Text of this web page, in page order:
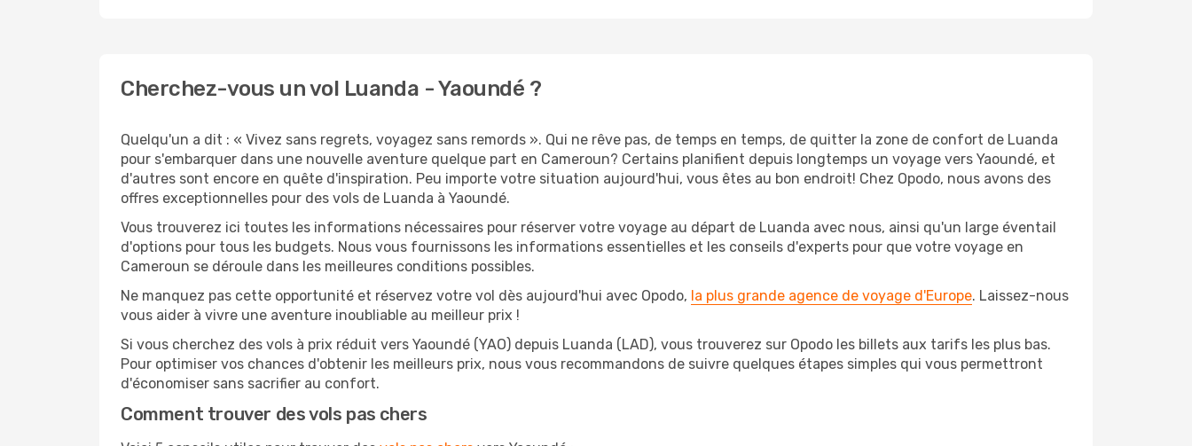
Cherchez-vous un vol Luanda - Yaoundé ?
Quelqu'un a dit : « Vivez sans regrets, voyagez sans remords ». Qui ne rêve pas, de temps en temps, de quitter la zone de confort de Luanda
pour s'embarquer dans une nouvelle aventure quelque part en Cameroun? Certains planifient depuis longtemps un voyage vers Yaoundé, et
d'autres sont encore en quête d'inspiration. Peu importe votre situation aujourd'hui, vous êtes au bon endroit! Chez Opodo, nous avons des
offres exceptionnelles pour des vols de Luanda à Yaoundé.
Vous trouverez ici toutes les informations nécessaires pour réserver votre voyage au départ de Luanda avec nous, ainsi qu'un large éventail
d'options pour tous les budgets. Nous vous fournissons les informations essentielles et les conseils d'experts pour que votre voyage en
Cameroun se déroule dans les meilleures conditions possibles.
Ne manquez pas cette opportunité et réservez votre vol dès aujourd'hui avec Opodo, la plus grande agence de voyage d'Europe. Laissez-nous
vous aider à vivre une aventure inoubliable au meilleur prix !
Si vous cherchez des vols à prix réduit vers Yaoundé (YAO) depuis Luanda (LAD), vous trouverez sur Opodo les billets aux tarifs les plus bas.
Pour optimiser vos chances d'obtenir les meilleurs prix, nous vous recommandons de suivre quelques étapes simples qui vous permettront
d'économiser sans sacrifier au confort.
Comment trouver des vols pas chers